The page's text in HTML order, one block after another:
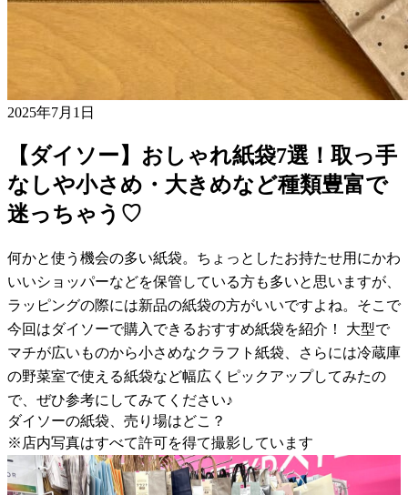
2025年7月1日
【ダイソー】おしゃれ紙袋7選！取っ手
なしや小さめ・大きめなど種類豊富で
迷っちゃう♡
何かと使う機会の多い紙袋。ちょっとしたお持たせ用にかわ
いいショッパーなどを保管している方も多いと思いますが、
ラッピングの際には新品の紙袋の方がいいですよね。そこで
今回はダイソーで購入できるおすすめ紙袋を紹介！ 大型で
マチが広いものから小さめなクラフト紙袋、さらには冷蔵庫
の野菜室で使える紙袋など幅広くピックアップしてみたの
で、ぜひ参考にしてみてください♪
ダイソーの紙袋、売り場はどこ？
※店内写真はすべて許可を得て撮影しています